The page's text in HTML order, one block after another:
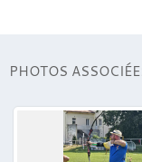
PHOTOS